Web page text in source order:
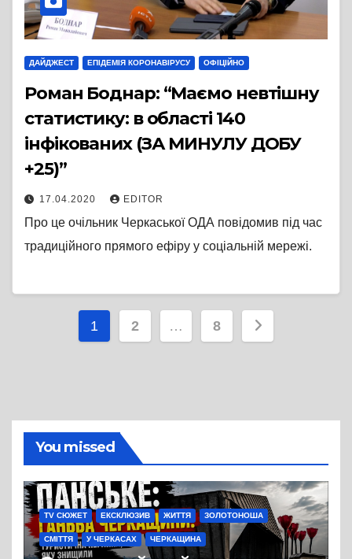
ДАЙДЖЕСТ ЕПІДЕМІЯ КОРОНАВІРУСУ ОФІЦІЙНО
Роман Боднар: “Маємо невтішну
статистику: в області 140
інфікованих (ЗА МИНУЛУ ДОБУ
+25)”
17.04.2020 EDITOR
Про це очільник Черкаської ОДА повідомив під час
традиційного прямого ефіру у соціальній мережі.
Пагінація
1 2 … 8
You missed
TV СЮЖЕТ ЕКСКЛЮЗИВ ЖИТТЯ ЗОЛОТОНОША
СМІТТЯ У ЧЕРКАСАХ ЧЕРКАЩИНА